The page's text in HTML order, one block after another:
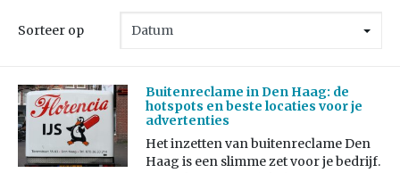
Sorteer op
Buitenreclame in Den Haag: de
hotspots en beste locaties voor je
advertenties
Het inzetten van buitenreclame Den
Haag is een slimme zet voor je bedrijf.